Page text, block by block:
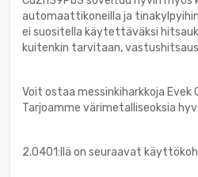
automaattikoneilla ja
ei suositella käytettäväksi
kuitenkin tarvitaan,
Voit ostaa messinkiharkkoja Evek
Tarjoamme värimetalliseoksia
2.0401:llä on seuraavat